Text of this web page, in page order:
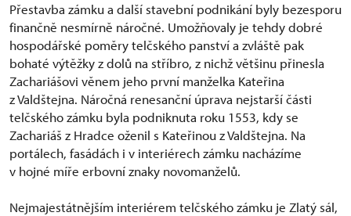
Přestavba zámku a další stavební podnikání byly bezesporu
finančně nesmírně náročné. Umožňovaly je tehdy dobré
hospodářské poměry telčského panství a zvláště pak
bohaté výtěžky z dolů na stříbro, z nichž většinu přinesla
Zachariášovi věnem jeho první manželka Kateřina
z Valdštejna. Náročná renesanční úprava nejstarší části
telčského zámku byla podniknuta roku 1553, kdy se
Zachariáš z Hradce oženil s Kateřinou z Valdštejna. Na
portálech, fasádách i v interiérech zámku nacházíme
v hojné míře erbovní znaky novomanželů.
Nejmajestátnějším interiérem telčského zámku je Zlatý sál,